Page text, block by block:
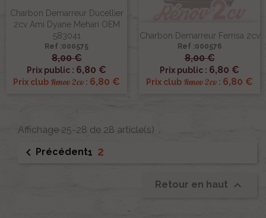
Charbon Demarreur Ducellier
2cv Ami Dyane Mehari OEM
583041
Ref :000575
8,00 €
Prix public : 6,80 €
Prix club Renov 2cv : 6,80 €
Charbon Demarreur Femsa 2cv
Ref :000576
8,00 €
Prix public : 6,80 €
Prix club Renov 2cv : 6,80 €
Affichage 25-28 de 28 article(s)
 Précédent1 2
Retour en haut 